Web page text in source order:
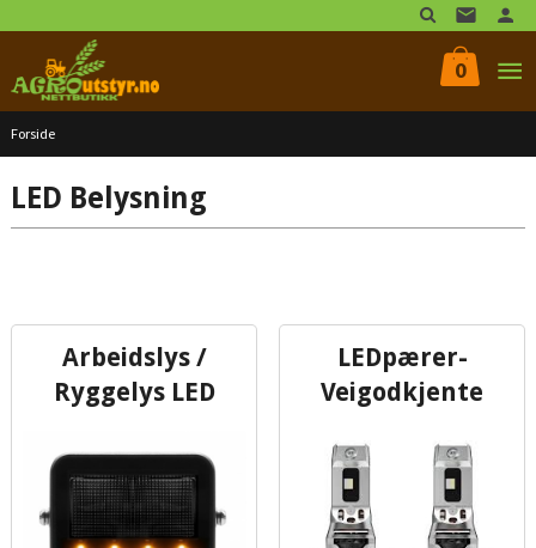
til
innholdet
0
Forside
LED Belysning
Arbeidslys /
Ryggelys LED
LEDpærer-
Veigodkjente